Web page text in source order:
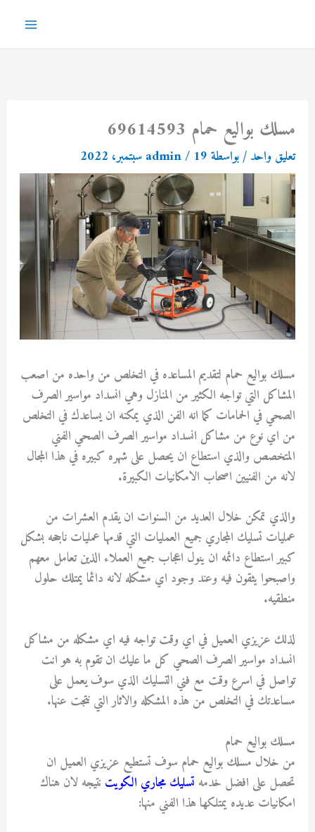
المحتوى
مسلك بواليع حمام 69614593
تعليق واحد/ بواسطة admin/ 19 سبتمبر، 2022
مسلك بواليع حمام لتقديم المساعده في التخلص من واحده من اصعب
المشاكل التي تواجه الكثير من المنازل وهي انسداد مواسير الصرف
الصحي في الحمامات كما انه الفن الذي يمكنه ان يساعدك في التخلص
من اي نوع من مشاكل انسداد مواسير الصرف الصحي الفني
المتخصص والذي استطاع ان يحصل على شهره كبيره في هذا المجال
لانه من الفنيين اصحاب الامكانيات الكبيرة.
والذي تمكن خلال العديد من السنوات ان يقدم العشرات من
عمليات تسليك المجاري جميع العمليات التي قدمها عمليات ناجحه بشكل
كبير استطاع دائمه ان ينول اعجاب جميع العملاء الذين تعامل معهم
واصبحوا يثقون فيه وعند وجود اي مشكله لانه دائما يمتلك حلول
منطقيه.
لذلك عزيزي العميل في اي وقت تواجه فيه اي مشكله من مشاكل
انسداد مواسير الصرف الصحي كل ما عليك ان تقوم به هو انت
تواصل في اسرع وقت مع فني التسليك الذي سوف يعمل على
مساعدتك في التخلص من هذه المشكله والاثار التي نتجت عنها.
مسلك بواليع حمام
من خلال مسلك بواليع حمام سوف تستطيع عزيزي العميل ان
تحصل على افضل خدمه تسليك مجاري الكويت نتيجه لان هناك
امكانيات عديده يمتلكها هذا الفني منها: